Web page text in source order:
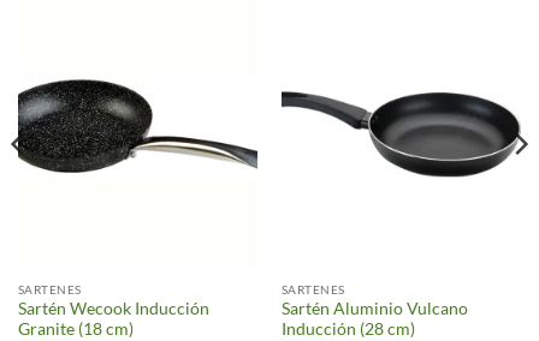
SARTENES
Sartén Wecook Inducción
Granite (18 cm)
SARTENES
Sartén Aluminio Vulcano
Inducción (28 cm)